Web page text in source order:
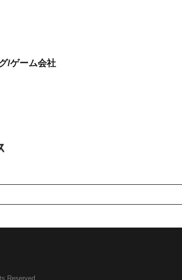
/ゲーム会社
Reserved.